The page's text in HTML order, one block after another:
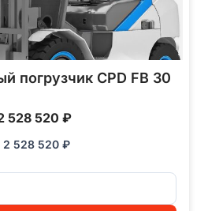
погрузчик CPD FB 30
528 520 ₽
2 528 520 ₽